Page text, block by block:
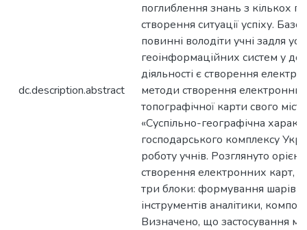
dc.description.abstract
поглиблення знань з кількох
створення ситуації успіху.
повинні володіти учні задля
геоінформаційних систем у
діяльності є створення
методи створення
топографічної карти свого
«Суспільно-географічна
господарського комплексу
роботу учнів. Розглянуто
створення електронних карт,
три блоки: формування шарів
інструментів аналітики,
Визначено, що застосування